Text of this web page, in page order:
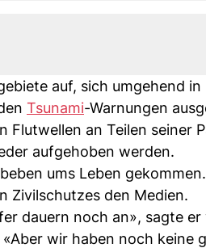
auf, sich umgehend
Tsunami-Warnungen
Flutwellen an Teilen seiner
aufgehoben werden.
ums Leben
Zivilschutzes den Medien.
dauern noch an», sagte
wir haben noch keine